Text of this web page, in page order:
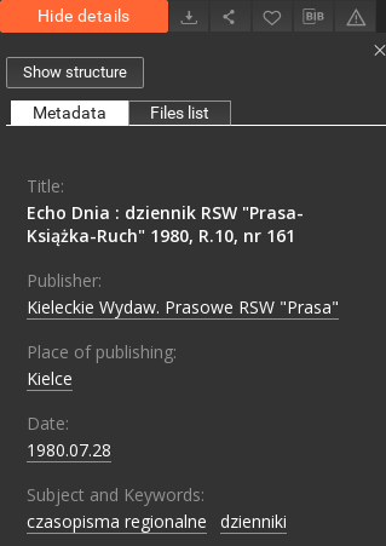
Hide details
Show structure
Metadata Files list
Title:
Echo Dnia : dziennik RSW "Prasa-
Książka-Ruch" 1980, R.10, nr 161
Publisher:
Kieleckie Wydaw. Prasowe RSW "Prasa"
Place of publishing:
Kielce
Date:
1980.07.28
Subject and Keywords:
czasopisma regionalne
dzienniki